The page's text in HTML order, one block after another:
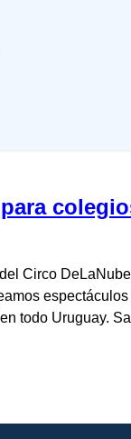
Circo
todo Uruguay.